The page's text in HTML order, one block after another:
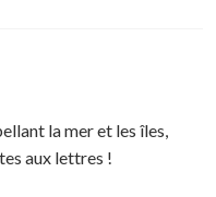
la mer et les îles,
aux lettres !